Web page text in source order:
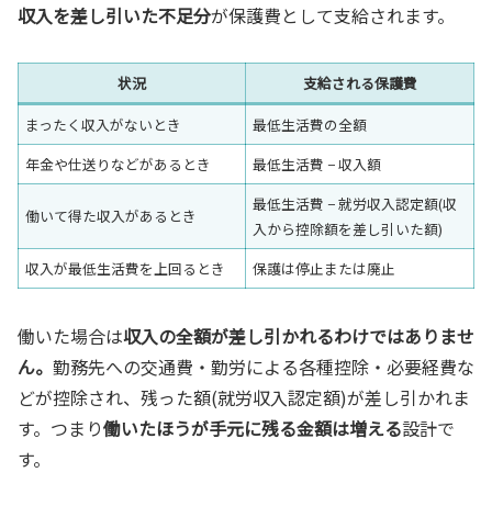
収入を差し引いた不足分が保護費として支給されます。
状況
支給される保護費
まったく収入がないとき
最低生活費の全額
年金や仕送りなどがあるとき
最低生活費 − 収入額
働いて得た収入があるとき
最低生活費 − 就労収入認定額(収
入から控除額を差し引いた額)
収入が最低生活費を上回るとき
保護は停止または廃止
働いた場合は収入の全額が差し引かれるわけではありませ
ん。 勤務先への交通費・勤労による各種控除・必要経費な
どが控除され、残った額(就労収入認定額)が差し引かれま
す。つまり働いたほうが手元に残る金額は増える設計で
す。